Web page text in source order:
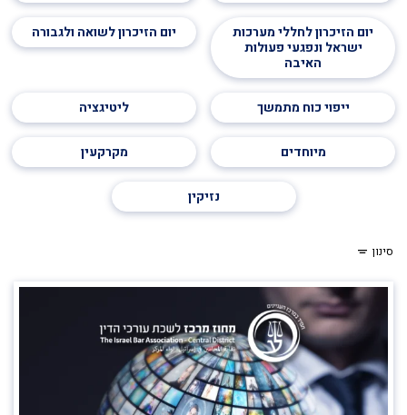
יום הזיכרון לחללי מערכות
ישראל ונפגעי פעולות
האיבה
יום הזיכרון לשואה ולגבורה
ייפוי כוח מתמשך ליטיגציה
מיוחדים מקרקעין
נזיקין
סינון